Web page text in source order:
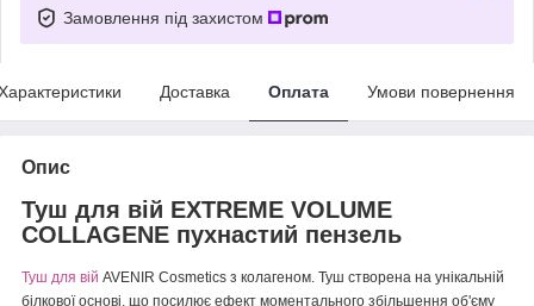
Замовлення під захистом
Доставка Оплата Умови повернення
Опис
Туш для вій EXTREME VOLUME
COLLAGENE пухнастий пензель
Туш для вій AVENIR Cosmetics з колагеном. Туш створена на унікальній
білкової основі, що посилює ефект моментального збільшення об'єму